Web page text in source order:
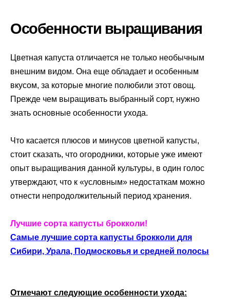
Особенности выращивания
Цветная капуста отличается не только необычным
внешним видом. Она еще обладает и особенным
вкусом, за которые многие полюбили этот овощ.
Прежде чем выращивать выбранный сорт, нужно
знать основные особенности ухода.
Что касается плюсов и минусов цветной капусты,
стоит сказать, что огородники, которые уже имеют
опыт выращивания данной культуры, в один голос
утверждают, что к «условным» недостаткам можно
отнести непродолжительный период хранения.
Лучшие сорта капусты брокколи!
Самые лучшие сорта капусты брокколи для
Сибири, Урала, Подмосковья и средней полосы
Отмечают следующие особенности ухода: